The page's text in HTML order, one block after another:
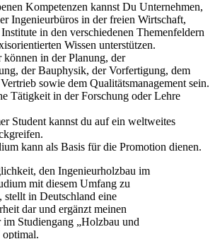
Kompetenzen kannst Du Unternehmen,
Ingenieurbüros in der freien Wirtschaft,
in den verschiedenen Themenfeldern
Wissen unterstützen.
können in der Planung, der
der Bauphysik, der Vorfertigung, dem
sowie dem Qualitätsmanagement sein.
Tätigkeit in der Forschung oder Lehre
Student kannst du auf ein weltweites
kann als Basis für die Promotion dienen.
den Ingenieurholzbau im
mit diesem Umfang zu
stellt in Deutschland eine
dar und ergänzt meinen
im Studiengang „Holzbau und
optimal.